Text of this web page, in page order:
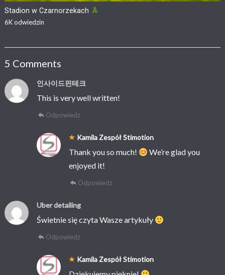
Stadion w Czarnorzekach
6Kodwiedzin
5 Comments
인사이드핀테크
This is very well written!
Odpowiedz
Kamila Zespół Stimotion
Thank you so much!
We’re glad you
enjoyed it!
Odpowiedz
Uber detailing
Świetnie się czyta Wasze artykuły
Odpowiedz
Kamila Zespół Stimotion